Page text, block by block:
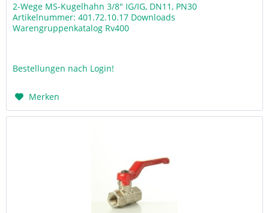
2-Wege MS-Kugelhahn 3/8" IG/IG, DN11, PN30
Artikelnummer: 401.72.10.17 Downloads
Warengruppenkatalog Rv400
Bestellungen nach Login!
Merken